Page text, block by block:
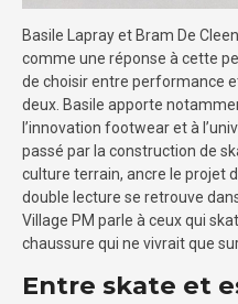
Basile Lapray et Bram De
comme une réponse à cette
de choisir entre performance
deux. Basile apporte
l’innovation footwear et à
passé par la construction de
culture terrain, ancre le projet
double lecture se retrouve
Village PM parle à ceux qui
chaussure qui ne vivrait que
Entre skate et